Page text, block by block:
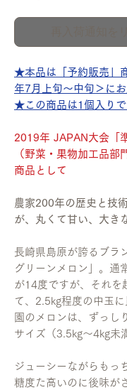
★本品は「予約販売」
年7月上旬〜中旬＞に
★この商品は1個入りで
2019年 JAPAN大会「
（野菜・果物加工品
商品として
農家200年の歴史と技
が、丸くて甘い、大き
長崎県島原が誇るブラ
グリーンメロン」。通
が14度ですが、それを
て、2.5kg程度の中玉
園のメロンは、ずっし
サイズ（3.5kg〜4kg未
ジューシーながらもっ
糖度た高いのに後味が